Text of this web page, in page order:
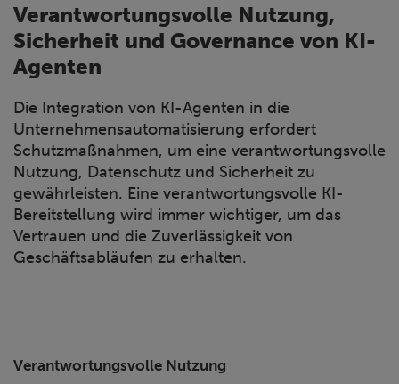
Verantwortungsvolle Nutzung,
Sicherheit und Governance von KI-
Agenten
Die Integration von KI-Agenten in die
Unternehmensautomatisierung erfordert
Schutzmaßnahmen, um eine verantwortungsvolle
Nutzung, Datenschutz und Sicherheit zu
gewährleisten. Eine verantwortungsvolle KI-
Bereitstellung wird immer wichtiger, um das
Vertrauen und die Zuverlässigkeit von
Geschäftsabläufen zu erhalten.
Verantwortungsvolle Nutzung